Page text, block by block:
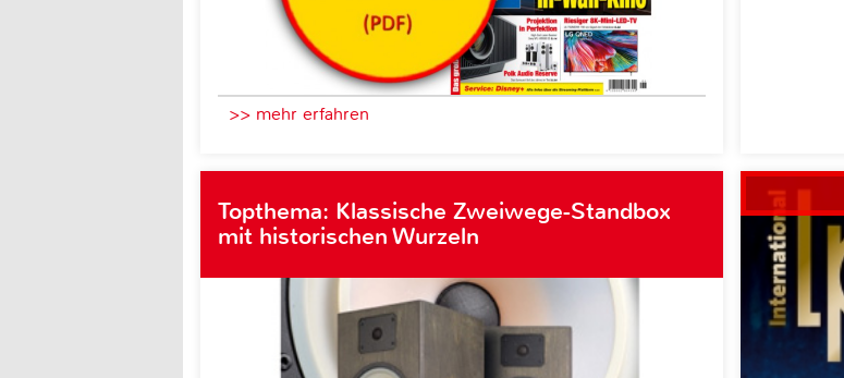
>> mehr erfahren
Topthema: Klassische Zweiwege-Standbox
mit historischen Wurzeln